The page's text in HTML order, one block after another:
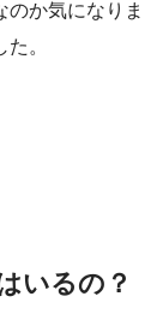
か気になりま
。
いるの？